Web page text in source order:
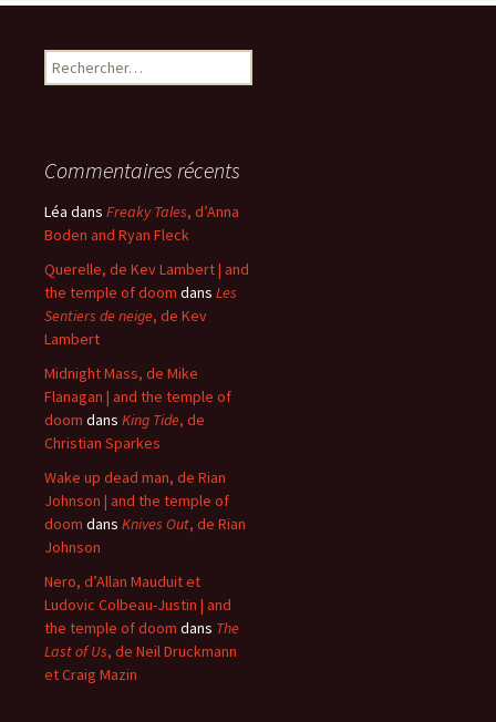
Rechercher :
Commentaires récents
Léa dans Freaky Tales, d’Anna
Boden and Ryan Fleck
Querelle, de Kev Lambert | and
the temple of doom dans Les
Sentiers de neige, de Kev
Lambert
Midnight Mass, de Mike
Flanagan | and the temple of
doom dans King Tide, de
Christian Sparkes
Wake up dead man, de Rian
Johnson | and the temple of
doom dans Knives Out, de Rian
Johnson
Nero, d’Allan Mauduit et
Ludovic Colbeau-Justin | and
the temple of doom dans The
Last of Us, de Neil Druckmann
et Craig Mazin